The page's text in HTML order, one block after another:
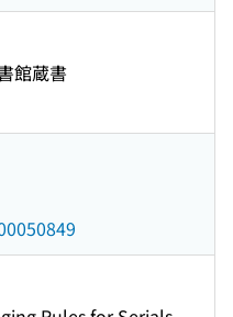
館蔵書